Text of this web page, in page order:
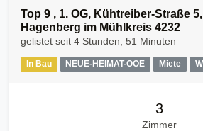
Top 9 , 1. OG, Kühtreiber-Straße 5,
Hagenberg im Mühlkreis 4232
gelistet seit 4 Stunden, 51 Minuten
In Bau NEUE-HEIMAT-OOE Miete
3
Zimmer